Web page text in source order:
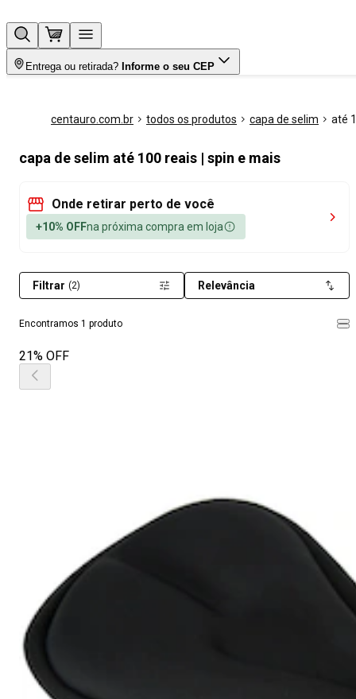
Entrega ou retirada? Informe o seu CEP
centauro.com.br todos os produtos capa de selim até
capa de selim até 100 reais | spin e mais
Onde retirar perto de você
+10% OFFna próxima compra em loja
Encontramos 1 produto
Filtrar (2) Relevância
21% OFF